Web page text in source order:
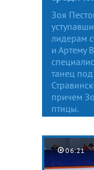
Зоя
лидерам
и Артему
танец
причем
птицы.
06:21